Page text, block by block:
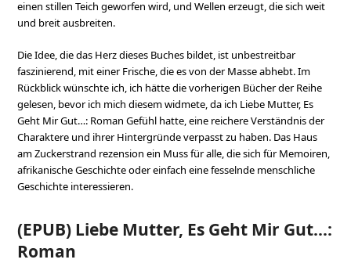
einen stillen Teich geworfen wird, und Wellen erzeugt, die sich weit
und breit ausbreiten.
Die Idee, die das Herz dieses Buches bildet, ist unbestreitbar
faszinierend, mit einer Frische, die es von der Masse abhebt. Im
Rückblick wünschte ich, ich hätte die vorherigen Bücher der Reihe
gelesen, bevor ich mich diesem widmete, da ich Liebe Mutter, Es
Geht Mir Gut…: Roman Gefühl hatte, eine reichere Verständnis der
Charaktere und ihrer Hintergründe verpasst zu haben. Das Haus
am Zuckerstrand rezension ein Muss für alle, die sich für Memoiren,
afrikanische Geschichte oder einfach eine fesselnde menschliche
Geschichte interessieren.
(EPUB) Liebe Mutter, Es Geht Mir Gut…:
Roman